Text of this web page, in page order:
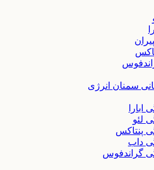
سمنان انرژی
لئو
پنتاکس
داب
گراندفوس